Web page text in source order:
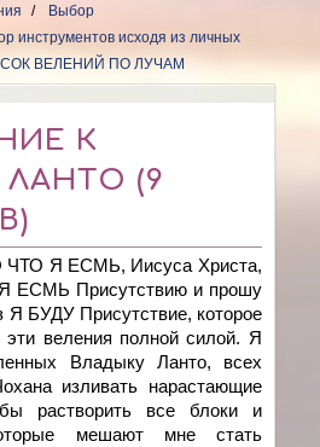
Выбор
инструментов исходя из личных
ВЕЛЕНИЙ ПО ЛУЧАМ
К
(9
Я ЕСМЬ, Иисуса Христа,
ЕСМЬ Присутствию и прошу
Я БУДУ Присутствие, которое
веления полной силой. Я
Владыку Ланто, всех
изливать нарастающие
растворить все блоки и
мешают мне стать